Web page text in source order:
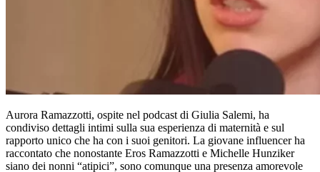
Aurora Ramazzotti, ospite nel podcast di Giulia Salemi, ha
condiviso dettagli intimi sulla sua esperienza di maternità e sul
rapporto unico che ha con i suoi genitori. La giovane influencer ha
raccontato che nonostante Eros Ramazzotti e Michelle Hunziker
siano dei nonni “atipici”, sono comunque una presenza amorevole